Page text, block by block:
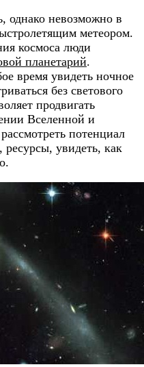
однако невозможно в
метеором.
космоса люди
планетарий.
время увидеть ночное
без светового
продвигать
Вселенной и
потенциал
увидеть, как